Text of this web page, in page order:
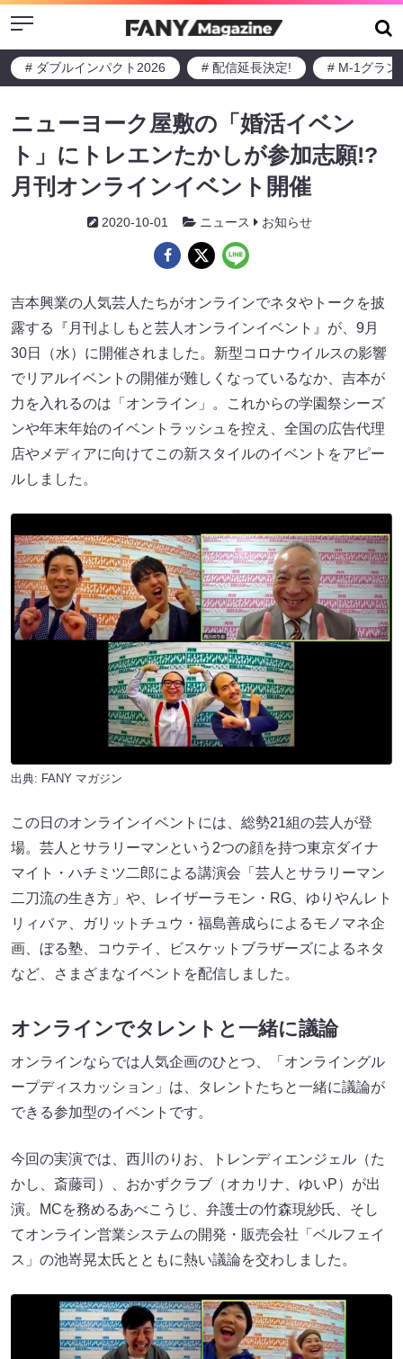
Menu
# ダブルインパクト2026 # 配信延長決定! # M-1グラン
ニューヨーク屋敷の「婚活イベン
ト」にトレエンたかしが参加志願!?
月刊オンラインイベント開催
2020-10-01 ニュース お知らせ
吉本興業の人気芸人たちがオンラインでネタやトークを披
露する『月刊よしもと芸人オンラインイベント』が、9月
30日（水）に開催されました。新型コロナウイルスの影響
でリアルイベントの開催が難しくなっているなか、吉本が
力を入れるのは「オンライン」。これからの学園祭シーズ
ンや年末年始のイベントラッシュを控え、全国の広告代理
店やメディアに向けてこの新スタイルのイベントをアピー
ルしました。
出典: FANY マガジン
この日のオンラインイベントには、総勢21組の芸人が登
場。芸人とサラリーマンという2つの顔を持つ東京ダイナ
マイト・ハチミツ二郎による講演会「芸人とサラリーマン
二刀流の生き方」や、レイザーラモン・RG、ゆりやんレト
リィバァ、ガリットチュウ・福島善成らによるモノマネ企
画、ぼる塾、コウテイ、ビスケットブラザーズによるネタ
など、さまざまなイベントを配信しました。
オンラインでタレントと一緒に議論
オンラインならでは人気企画のひとつ、「オンライングル
ープディスカッション」は、タレントたちと一緒に議論が
できる参加型のイベントです。
今回の実演では、西川のりお、トレンディエンジェル（た
かし、斎藤司）、おかずクラブ（オカリナ、ゆいP）が出
演。MCを務めるあべこうじ、弁護士の竹森現紗氏、そし
てオンライン営業システムの開発・販売会社「ベルフェイ
ス」の池嵜晃太氏とともに熱い議論を交わしました。